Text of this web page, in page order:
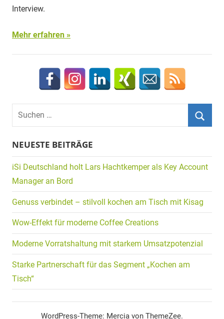
Interview.
Mehr erfahren
Suchen
NEUESTE BEITRÄGE
iSi Deutschland holt Lars Hachtkemper als Key Account
Manager an Bord
Genuss verbindet – stilvoll kochen am Tisch mit Kisag
Wow-Effekt für moderne Coffee Creations
Moderne Vorratshaltung mit starkem Umsatzpotenzial
Starke Partnerschaft für das Segment „Kochen am
Tisch“
WordPress-Theme: Mercia von ThemeZee.